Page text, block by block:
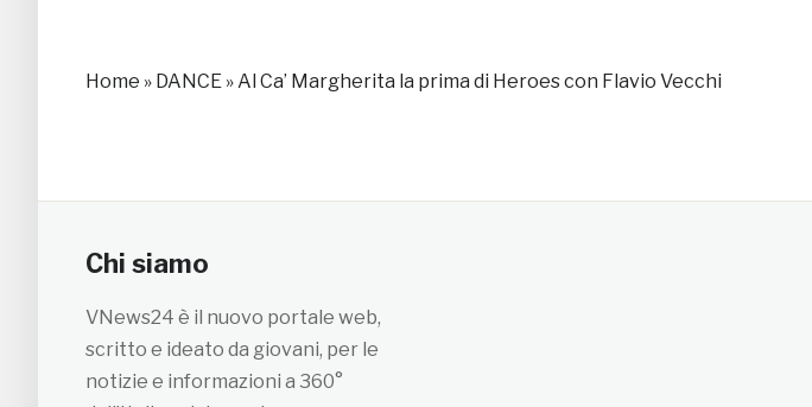
Home » DANCE » Al Ca’ Margherita la prima di Heroes con Flavio Vecchi
Chi siamo
VNews24 è il nuovo portale web,
scritto e ideato da giovani, per le
notizie e informazioni a 360°